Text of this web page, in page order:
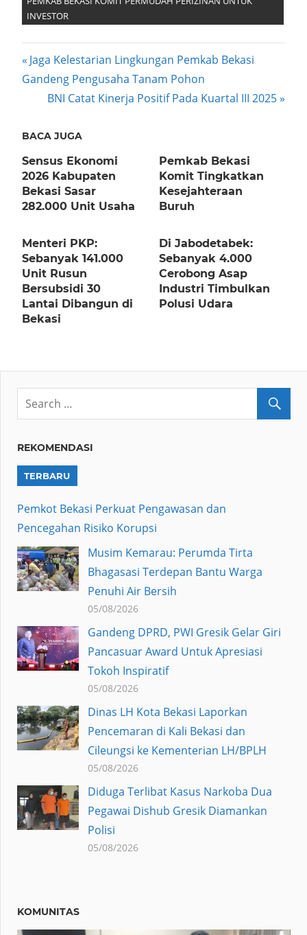
INVESTOR
Post
navigation
Previous
Post:
Jaga Kelestarian Lingkungan Pemkab Bekasi
Gandeng Pengusaha Tanam Pohon
Next
BNI Catat Kinerja Positif Pada Kuartal III 2025
BACA JUGA
Sensus Ekonomi
2026 Kabupaten
Bekasi Sasar
282.000 Unit Usaha
Pemkab Bekasi
Komit Tingkatkan
Kesejahteraan
Buruh
Menteri PKP:
Sebanyak 141.000
Unit Rusun
Bersubsidi 30
Lantai Dibangun di
Bekasi
Di Jabodetabek:
Sebanyak 4.000
Cerobong Asap
Industri Timbulkan
Polusi Udara
REKOMENDASI
TERBARU
Pemkot Bekasi Perkuat Pengawasan dan
Pencegahan Risiko Korupsi
Musim Kemarau: Perumda Tirta
Bhagasasi Terdepan Bantu Warga
Penuhi Air Bersih
05/08/2026
Gandeng DPRD, PWI Gresik Gelar Giri
Pancasuar Award Untuk Apresiasi
Tokoh Inspiratif
05/08/2026
Dinas LH Kota Bekasi Laporkan
Pencemaran di Kali Bekasi dan
Cileungsi ke Kementerian LH/BPLH
05/08/2026
Diduga Terlibat Kasus Narkoba Dua
Pegawai Dishub Gresik Diamankan
Polisi
05/08/2026
KOMUNITAS